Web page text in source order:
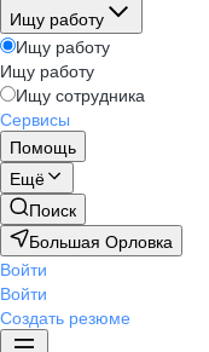
Ищу работу
Ищу работу
Ищу работу
Ищу сотрудника
Сервисы
Помощь
Ещё
Поиск
Большая Орловка
Войти
Войти
Создать резюме